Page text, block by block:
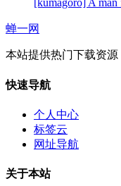
[kumagoro] A
蝉一网
本站提供热门下载资源
快速导航
个人中心
标签云
网址导航
关于本站